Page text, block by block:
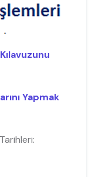
Yapmak